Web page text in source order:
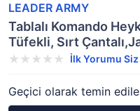
LEADER ARMY
Tablalı Komando
Tüfekli, Sırt
İlk Yorumu Siz
Geçici olarak temin